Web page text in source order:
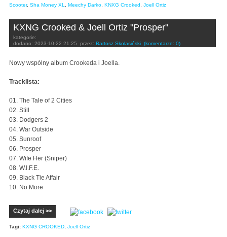
Scooter, Sha Money XL Meechy Darko KNXG Crooked Joell Ortiz
KXNG Crooked & Joell Ortiz "Prosper"
kategorie:
dodano: 2023-10-22 21:25 przez: Bartosz Skolasiński (komentarze: 0)
Nowy wspólny album Crookeda i Joella.
Tracklista:
01. The Tale of 2 Cities
02. Still
03. Dodgers 2
04. War Outside
05. Sunroof
06. Prosper
07. Wife Her (Sniper)
08. W.I.F.E.
09. Black Tie Affair
10. No More
Czytaj dalej >>
Tagi: KXNG CROOKED Joell Ortiz